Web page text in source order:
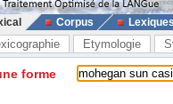
Corpus
Etymologie
forme